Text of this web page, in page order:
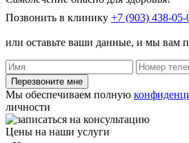
Позвонить в клинику +7 (903) 438-05-
или оставьте ваши данные, и мы вам
Перезвоните мне
Мы обеспечиваем полную
личности
Цены на наши услуги